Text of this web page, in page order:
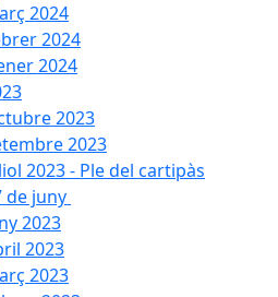
2024
2024
2024
2023
2023
2023 - Ple del cartipàs
de juny
2023
2023
2023